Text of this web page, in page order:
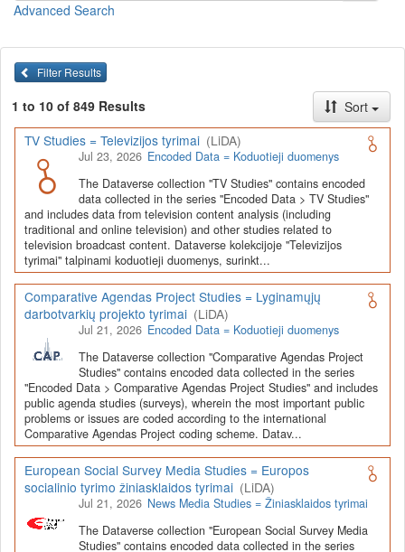
Lietuvos humanitarinių ir socialinių mokslų duomenų
infrastruktūra, suteikianti prieigą prie daugiau nei 600 duomenų ir
tyrimų išteklių. Visi duomenų ir tyrimų ištekliai yra dokumentuoti
lietuvių ir anglų kalbomis pagal tarptautinius standartus. LiDA
įsikūręsKauno technologijos universiteto Duomenų analizės
ir archyvavimo (DAtA) centre( data.ktu.edu
Prieigai prie išteklių naudojama ši
visi ištekliai prieinami, nes 2020-2029 m. vykdomas perkėlimo iš
senosios infrastruktūros projektas). LiDA kuruoja įvairių tipų
išteklius ir jie publikuojami atskiruose kataloguose pagal tipą:
Apklausų duomenys ,Interviu duomenys,Agreguotieji duomenys
(įskaitant Istorinę statistiką),Tekstiniai duomenys
duomenys(įskaitant Žiniasklaidos tyrimus). Taip pat LiDA
talpinami didelių nacionalinių projektų duomenys (Didelių projektų
duomenys) ir Lietuvos aukštojo mokslo ir studijų bei Lietuvos
valstybės institucijų deponuoti socialinių ir humanitarinių mokslų
duomenų rinkiniai (Kitų institucijų duomenys). Norintiemsišmokti
šia talpykla, surasti ir parsisiųsti duomenis, siūlome
susipažinti suLiDA Dataverse talpyklos naudotojo vadovu.
Depozitoriai, kurie norėtų deponuoti savo duomenis į LiDA
Dataverse talpyklą, turėtų susipažinti su informacija
puslapyje.
Advanced Search
Filter Results
1 to 10 of 849 Results
Sort
TV Studies = Televizijos tyrimai (LiDA)
Jul 23, 2026 Encoded Data = Koduotieji duomenys
The Dataverse collection "TV Studies" contains encoded
data collected in the series "Encoded Data > TV Studies"
and includes data from television content analysis (including
traditional and online television) and other studies related to
television broadcast content. Dataverse kolekcijoje "Televizijos
tyrimai" talpinami koduotieji duomenys, surinkt...
Comparative Agendas Project Studies = Lyginamųjų
darbotvarkių projekto tyrimai (LiDA)
Jul 21, 2026 Encoded Data = Koduotieji duomenys
The Dataverse collection "Comparative Agendas Project
Studies" contains encoded data collected in the series
"Encoded Data > Comparative Agendas Project Studies" and includes
public agenda studies (surveys), wherein the most important public
problems or issues are coded according to the international
Comparative Agendas Project coding scheme. Datav...
European Social Survey Media Studies = Europos
socialinio tyrimo žiniasklaidos tyrimai (LiDA)
Jul 21, 2026 News Media Studies = Žiniasklaidos tyrimai
The Dataverse collection "European Social Survey Media
Studies" contains encoded data collected in the series